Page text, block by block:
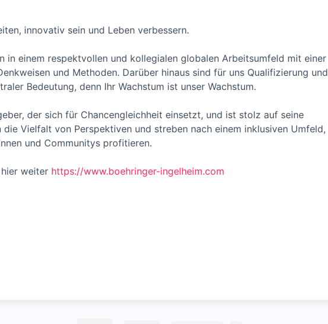
innovativ sein und Leben verbessern.
in einem respektvollen und kollegialen globalen Arbeitsumfeld mit einer
und Methoden. Darüber hinaus sind für uns Qualifizierung und
Bedeutung, denn Ihr Wachstum ist unser Wachstum.
der sich für Chancengleichheit einsetzt, und ist stolz auf seine
Vielfalt von Perspektiven und streben nach einem inklusiven Umfeld,
und Communitys profitieren.
weiter https://www.boehringer-ingelheim.com